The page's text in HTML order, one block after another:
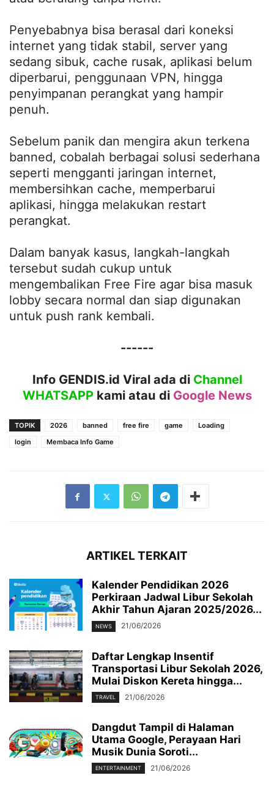
Penyebabnya bisa berasal dari koneksi
internet yang tidak stabil, server yang
sedang sibuk, cache rusak, aplikasi belum
diperbarui, penggunaan VPN, hingga
penyimpanan perangkat yang hampir
penuh.
Sebelum panik dan mengira akun terkena
banned, cobalah berbagai solusi sederhana
seperti mengganti jaringan internet,
membersihkan cache, memperbarui
aplikasi, hingga melakukan restart
perangkat.
Dalam banyak kasus, langkah-langkah
tersebut sudah cukup untuk
mengembalikan Free Fire agar bisa masuk
lobby secara normal dan siap digunakan
untuk push rank kembali.
------
Info GENDIS.id Viral ada di Channel
WHATSAPPkami atau di Google News
TOPIK 2026 banned free fire game
Loading
login
Membaca Info Game
ARTIKEL TERKAIT
Kalender Pendidikan 2026
Perkiraan Jadwal Libur Sekolah
Akhir Tahun Ajaran 2025/2026...
NEWS 21/06/2026
Daftar Lengkap Insentif
Transportasi Libur Sekolah 2026,
Mulai Diskon Kereta hingga...
TRAVEL 21/06/2026
Dangdut Tampil di Halaman
Utama Google, Perayaan Hari
Musik Dunia Soroti...
ENTERTAINMENT 21/06/2026